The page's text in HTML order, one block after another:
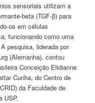
sensoriais utilizam a
beta (TGF-β) para
os em células
funcionando como uma
pesquisa, liderada por
(Alemanha), contou
Conceição Elidianne
Cunha, do Centro de
da Faculdade de
USP.